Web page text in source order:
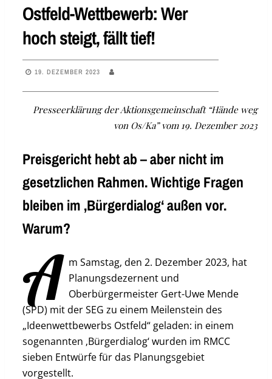
Ostfeld-Wettbewerb: Wer
hoch steigt, fällt tief!
19. DEZEMBER 2023
Presseerklärung der Aktionsgemeinschaft “Hände weg
von Os/Ka” vom 19. Dezember 2023
Preisgericht hebt ab – aber nicht im
gesetzlichen Rahmen. Wichtige Fragen
bleiben im ‚Bürgerdialog‘ außen vor.
Warum?
A m Samstag, den 2. Dezember 2023, hat
Planungsdezernent und
Oberbürgermeister Gert-Uwe Mende
(SPD) mit der SEG zu einem Meilenstein des
„Ideenwettbewerbs Ostfeld“ geladen: in einem
sogenannten ‚Bürgerdialog‘ wurden im RMCC
sieben Entwürfe für das Planungsgebiet
vorgestellt.